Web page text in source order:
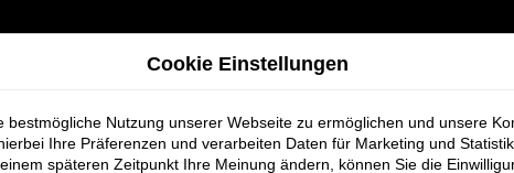
Cookie Einstellungen
bestmögliche Nutzung unserer Webseite zu ermöglichen und unsere
Ihre Präferenzen und verarbeiten Daten für Marketing und
späteren Zeitpunkt Ihre Meinung ändern, können Sie die